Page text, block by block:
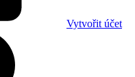
Vytvořit účet